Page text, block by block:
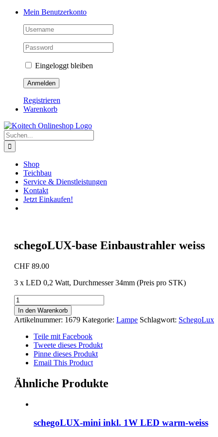
Skip
Mein Benutzerkonto
Eingeloggt bleiben
Registrieren
Warenkorb
Suche
nach:
Shop
Teichbau
Service & Dienstleistungen
Kontakt
Jetzt Einkaufen!
schegoLUX-base Einbaustrahler weiss
CHF 89.00
3 x LED 0,2 Watt, Durchmesser 34mm (Preis pro STK)
schegoLUX-
base
Einbaustrahler
weiss
Menge
In den Warenkorb
Artikelnummer: 1679 Kategorie: Lampe Schlagwort: SchegoLux
Teile mit Facebook
Tweete dieses Produkt
Pinne dieses Produkt
Email This Product
Ähnliche Produkte
schegoLUX-mini inkl. 1W LED warm-weiss